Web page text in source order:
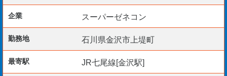
［歓迎条件］
+1･2級建築士
+1･2級建築施工管理技士
+1･2級建築施工管理技士補
企業 スーパーゼネコン
勤務地 石川県金沢市上堤町
最寄駅 JR七尾線[金沢駅]